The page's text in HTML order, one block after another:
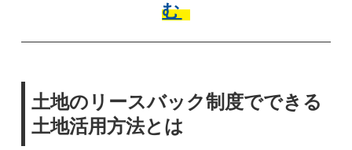
む
土地のリースバック制度でできる
土地活用方法とは